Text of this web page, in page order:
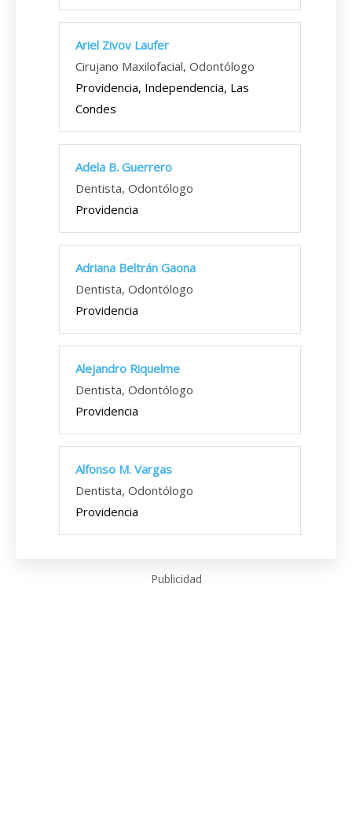
Ariel Zivov Laufer
Cirujano Maxilofacial, Odontólogo
Providencia, Independencia, Las
Condes
Adela B. Guerrero
Dentista, Odontólogo
Providencia
Adriana Beltrán Gaona
Dentista, Odontólogo
Providencia
Alejandro Riquelme
Dentista, Odontólogo
Providencia
Alfonso M. Vargas
Dentista, Odontólogo
Providencia
Publicidad